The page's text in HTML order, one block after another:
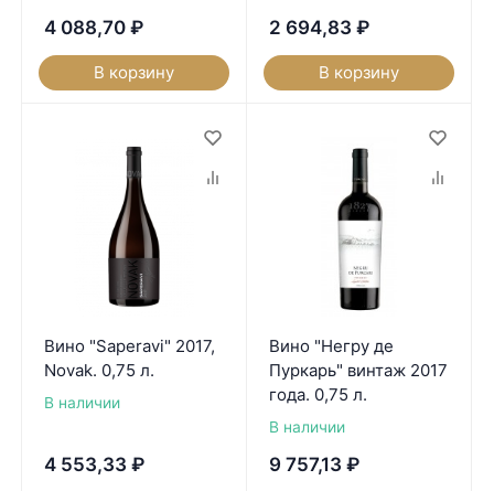
4 088,70 ₽
В корзину
2 694,83 ₽
В корзину
Вино "Saperavi" 2017,
Novak. 0,75 л.
В наличии
4 553,33 ₽
Вино "Негру де
Пуркарь" винтаж 2017
года. 0,75 л.
В наличии
9 757,13 ₽